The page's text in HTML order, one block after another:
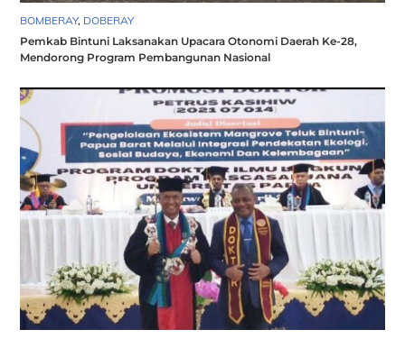
BOMBERAY, DOBERAY
Pemkab Bintuni Laksanakan Upacara Otonomi Daerah Ke-28,
Mendorong Program Pembangunan Nasional